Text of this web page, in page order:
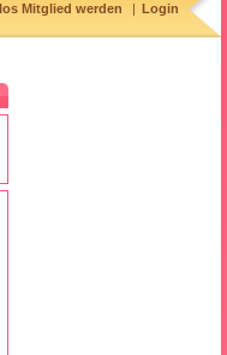
Mitglied werden Login